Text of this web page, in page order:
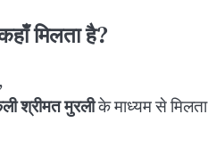
मिलता है?
श्रीमत मुरलीके माध्यम से